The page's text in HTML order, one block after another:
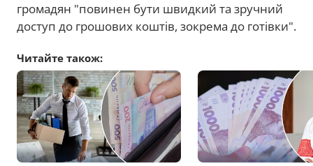
громадян "повинен бути швидкий та зручний
доступ до грошових коштів, зокрема до готівки".
Читайте також: